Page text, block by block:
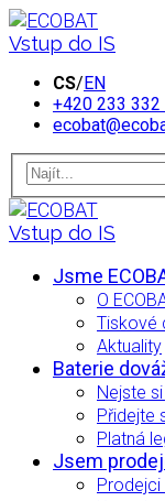
Vstup do IS
CS/EN
+420 233 332
Vstup do IS
Jsme
O
Tiskové
Aktuality
Baterie
Nejste
Přidejte
Platná
Jsem
Prodejci